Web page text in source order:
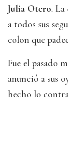
Julia Otero.
a todos sus
colon que
Fue el pasado
anunció a sus
hecho lo